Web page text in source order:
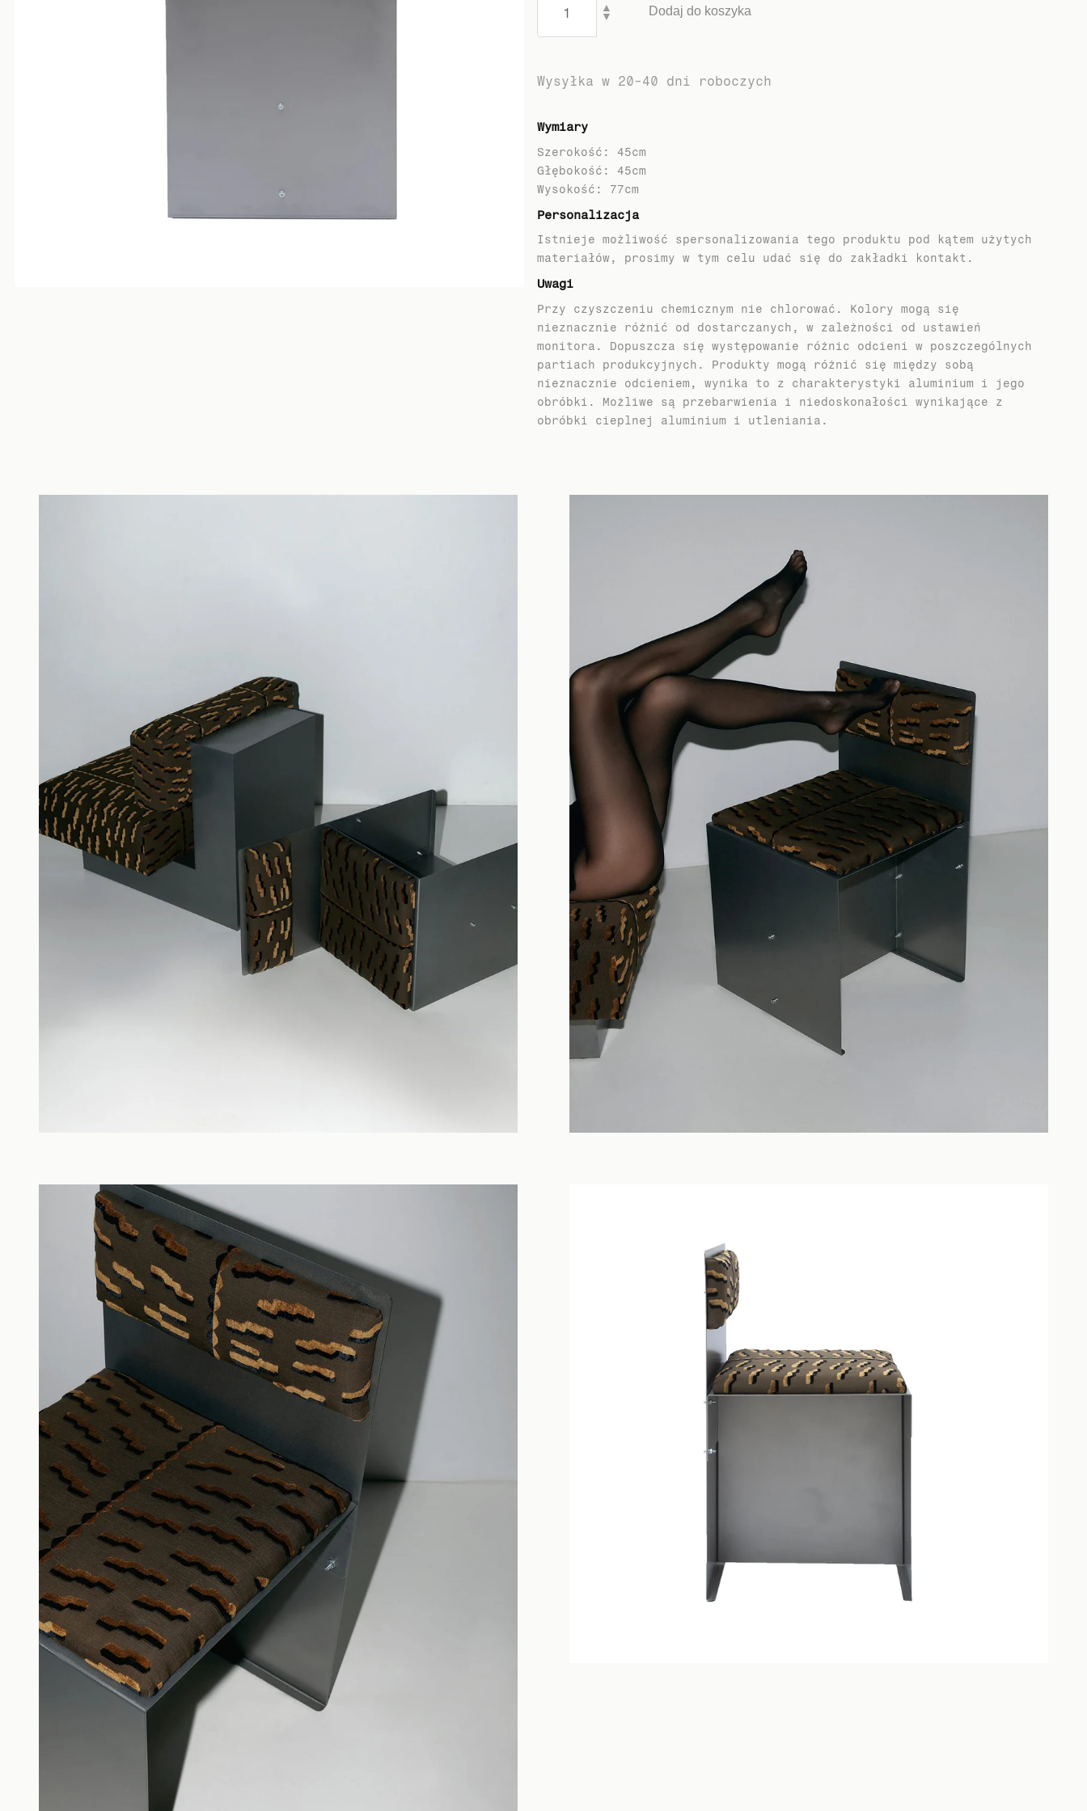
▲
▼ Dodaj do koszyka
Wysyłka w 20-40 dni roboczych
Wymiary
Szerokość: 45cm
Głębokość: 45cm
Personalizacja
Istnieje możliwość spersonalizowania tego produktu pod kątem użytych
materiałów, prosimy w tym celu udać się do zakładki kontakt.
Uwagi
Przy czyszczeniu chemicznym nie chlorować. Kolory mogą się
nieznacznie różnić od dostarczanych, w zależności od ustawień
monitora. Dopuszcza się występowanie różnic odcieni w poszczególnych
partiach produkcyjnych. Produkty mogą różnić się między sobą
nieznacznie odcieniem, wynika to z charakterystyki aluminium i jego
obróbki. Możliwe są przebarwienia i niedoskonałości wynikające z
obróbki cieplnej aluminium i utleniania.